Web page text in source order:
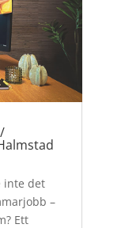
inte det
–
Ett